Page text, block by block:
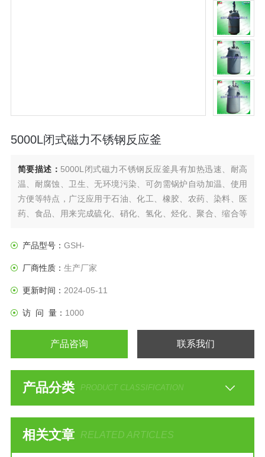
5000L闭式磁力不锈钢反应釜
简要描述： 5000L闭式磁力不锈钢反应釜具有加热迅速、耐高
温、耐腐蚀、卫生、无环境污染、可勿需锅炉自动加温、使用
方便等特点，广泛应用于石油、化工、橡胶、农药、染料、医
药、食品、用来完成硫化、硝化、氢化、烃化、聚合、缩合等
冷却、和液体萃取以及气体吸收等物理变化过程均需要采用搅
设备。
产品型号： GSH-
厂商性质： 生产厂家
更新时间： 2024-05-11
访 问 量： 1000
产品咨询 联系我们
产品分类 PRODUCT CLASSIFICATION
相关文章 RELATED ARTICLES